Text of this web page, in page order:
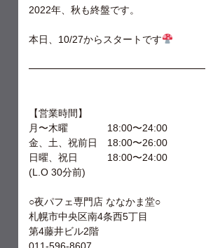
2022年、秋も終盤です。
本日、10/27からスタートです
━━━━━━━━━━━━━━━━━━
【営業時間】
月〜木曜 18:00〜24:00
金、土、祝前日 18:00〜26:00
日曜、祝日 18:00〜24:00
(L.O 30分前)
○夜パフェ専門店 ななかま堂○
札幌市中央区南4条西5丁目
第4藤井ビル2階